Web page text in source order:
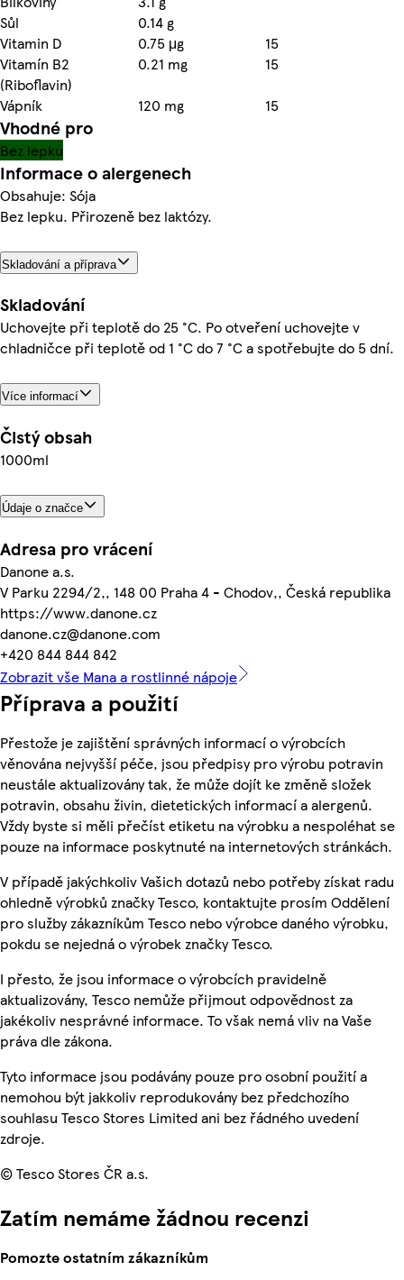
Sůl
0.14 g
Vitamin D
0.75 μg
15
Vitamín B2
(Riboflavin)
0.21 mg
15
Vápník
120 mg 15
Vhodné pro
Bez lepku
Informace o alergenech
Obsahuje: Sója
Bez lepku. Přirozeně bez laktózy.
Skladování a příprava
Skladování
Uchovejte při teplotě do 25 °C. Po otveření uchovejte v
chladničce při teplotě od 1 °C do 7 °C a spotřebujte do 5 dní.
Více informací
Čistý obsah
1000ml
Údaje o značce
Adresa pro vrácení
Danone a.s.
V Parku 2294/2,, 148 00 Praha 4 - Chodov,, Česká republika
https://www.danone.cz
danone.cz@danone.com
+420 844 844 842
Zobrazit vše Mana a rostlinné nápoje
Příprava a použití
Přestože je zajištění správných informací o výrobcích
věnována nejvyšší péče, jsou předpisy pro výrobu potravin
neustále aktualizovány tak, že může dojít ke změně složek
potravin, obsahu živin, dietetických informací a alergenů.
Vždy byste si měli přečíst etiketu na výrobku a nespoléhat se
pouze na informace poskytnuté na internetových stránkách.
V případě jakýchkoliv Vašich dotazů nebo potřeby získat radu
ohledně výrobků značky Tesco, kontaktujte prosím Oddělení
pro služby zákazníkům Tesco nebo výrobce daného výrobku,
pokdu se nejedná o výrobek značky Tesco.
I přesto, že jsou informace o výrobcích pravidelně
aktualizovány, Tesco nemůže přijmout odpovědnost za
jakékoliv nesprávné informace. To však nemá vliv na Vaše
práva dle zákona.
Tyto informace jsou podávány pouze pro osobní použití a
nemohou být jakkoliv reprodukovány bez předchozího
souhlasu Tesco Stores Limited ani bez řádného uvedení
zdroje.
© Tesco Stores ČR a.s.
Zatím nemáme žádnou recenzi
Pomozte ostatním zákazníkům